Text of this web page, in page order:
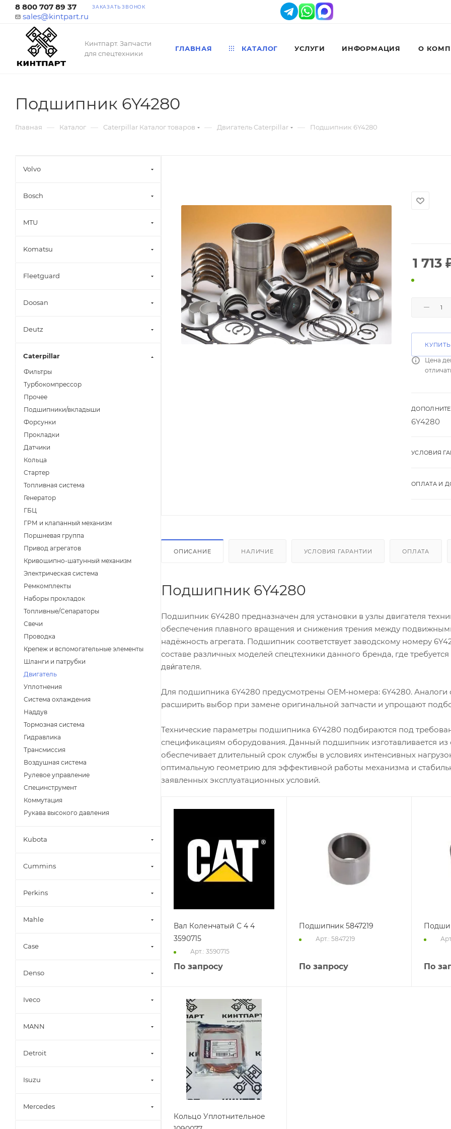
8 800 707 89 37 ЗАКАЗАТЬ ЗВОНОК
sales@kintpart.ru
Кинтпарт. Запчасти
для спецтехники
ГЛАВНАЯ КАТАЛОГ УСЛУГИ ИНФОРМАЦИЯ О
Подшипник 6Y4280
Главная — Каталог — Caterpillar Каталог товаров — Двигатель Caterpillar — Подшипник 6Y4280
1 713
Цена
6Y4280
УСЛОВИЯ
ОПЛАТА И
ОПИСАНИЕ НАЛИЧИЕ УСЛОВИЯ ГАРАНТИИ ОПЛАТА
Подшипник 6Y4280
Подшипник 6Y4280 предназначен для установки в узлы двигателя
обеспечения плавного вращения и снижения трения между
надёжность агрегата. Подшипник соответствует заводскому номеру
составе различных моделей спецтехники данного бренда, где
дви́гателя.
Для подшипника 6Y4280 предусмотрены OEM‑номера: 6Y4280.
расширить выбор при замене оригинальной запчасти и упрощают
Технические параметры подшипника 6Y4280 подбираются под
спецификациям оборудования. Данный подшипник изготавливается из
обеспечивает длительный срок службы в условиях интенсивных
оптимальную геометрию для эффективной работы механизма и
заявленных эксплуатационных условий.
Вал Коленчатый C 4 4
3590715
Арт.: 3590715
По запросу
Подшипник 5847219
Арт.: 5847219
По запросу По
Кольцо Уплотнительное
Volvo
Bosch
MTU
Komatsu
Fleetguard
Doosan
Deutz
Caterpillar
Фильтры
Турбокомпрессор
Прочее
Подшипники/вкладыши
Форсунки
Прокладки
Датчики
Кольца
Стартер
Топливная система
Генератор
ГБЦ
ГРМ и клапанный механизм
Поршневая группа
Привод агрегатов
Кривошипно-шатунный механизм
Электрическая система
Ремкомплекты
Наборы прокладок
Топливные/Сепараторы
Свечи
Проводка
Крепеж и вспомогательные элементы
Шланги и патрубки
Двигатель
Уплотнения
Система охлаждения
Наддув
Тормозная система
Гидравлика
Трансмиссия
Воздушная система
Рулевое управление
Специнструмент
Коммутация
Рукава высокого давления
Kubota
Cummins
Perkins
Mahle
Case
Denso
Iveco
MANN
Detroit
Isuzu
Mercedes